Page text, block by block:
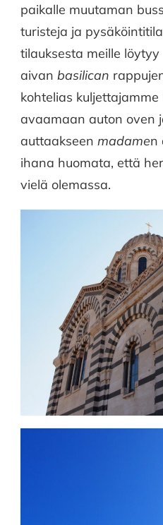
paikalle muutaman
turisteja ja
tilauksesta meille
aivan basilican
kohtelias
avaamaan auton oven
auttaakseen madamen
ihana huomata, että
vielä olemassa.